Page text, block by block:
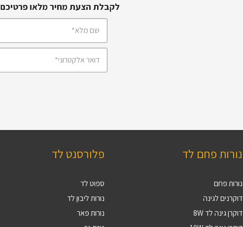
לקבלת הצעת מחיר מלאו פרטיכם
נורות פחם לד
נורות פחם
דוקרנים לגינה
דוקרן גינה לד 8W
פלורסנט לד
ספוט לד
נורות ליבון לד
נורות פאר